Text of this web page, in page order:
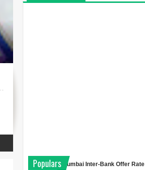
Populars
Mumbai Inter-Bank Offer Rate